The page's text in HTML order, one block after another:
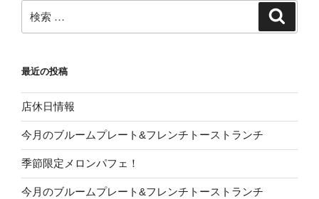
ン
索:
最近の投稿
店休日情報
今月のブルームプレート&フレンチトーストランチ
季節限定メロンパフェ！
今月のブルームプレート&フレンチトーストランチ